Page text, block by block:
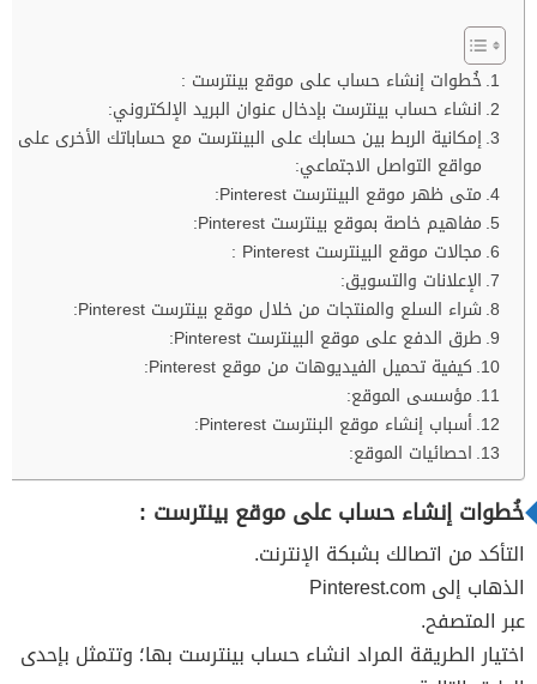
خُطوات إنشاء حساب على موقع بينترست :
انشاء حساب بينترست بإدخال عنوان البريد الإلكتروني:
إمكانية الربط بين حسابك على البينترست مع حساباتك الأخرى على
مواقع التواصل الاجتماعي:
متى ظهر موقع البينترست Pinterest:
مفاهيم خاصة بموقع بينترست Pinterest:
مجالات موقع البينترست Pinterest :
الإعلانات والتسويق:
شراء السلع والمنتجات من خلال موقع بينترست Pinterest:
طرق الدفع على موقع البينترست Pinterest:
كيفية تحميل الفيديوهات من موقع Pinterest:
مؤسسى الموقع:
أسباب إنشاء موقع البنترست Pinterest:
احصائيات الموقع:
خُطوات إنشاء حساب على موقع بينترست :
التأكد من اتصالك بشبكة الإنترنت.
الذهاب إلى Pinterest.com
عبر المتصفح.
اختيار الطريقة المراد انشاء حساب بينترست بها؛ وتتمثل بإحدى